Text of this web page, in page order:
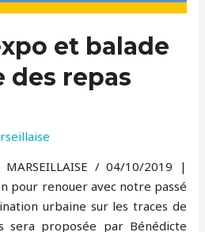
et balade
des repas
/ 04/10/2019 |
pour renouer avec notre passé
urbaine sur les traces de
sera proposée par Bénédicte